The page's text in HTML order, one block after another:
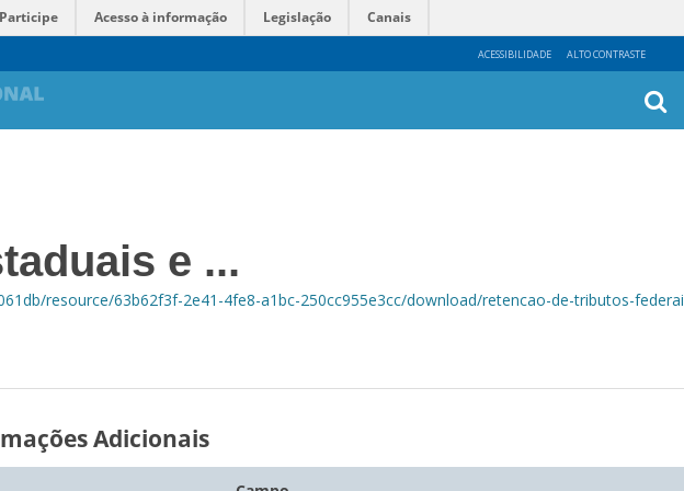
ACESSIBILIDADE ALTO CONTRASTE
Participe Acesso à informação Legislação Canais
e ...
resource/63b62f3f-2e41-4fe8-a1bc-250cc955e3cc/download/retencao-de-tributos-
Adicionais